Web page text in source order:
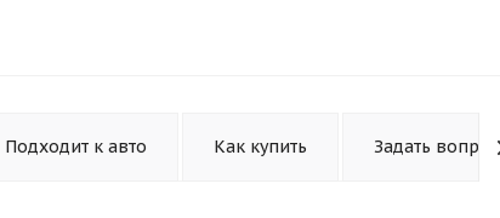
Подходит к авто Как купить Задать вопрос